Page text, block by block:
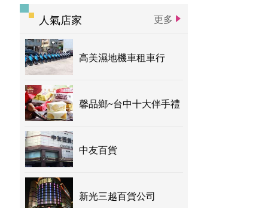
人氣店家 更多
高美濕地機車租車行
馨品鄉~台中十大伴手禮
中友百貨
新光三越百貨公司